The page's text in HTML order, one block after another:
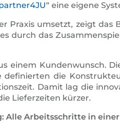
“ eine eigene
Praxis umsetzt, zeigt das
durch das
einem Kundenwunsch.
definierten die
Damit lag die
Lieferzeiten kürzer.
Alle Arbeitsschritte in